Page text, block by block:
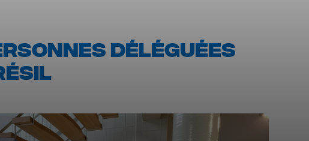
DÉLÉGUÉES